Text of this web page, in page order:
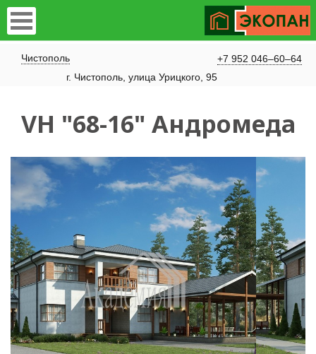
Чистополь
+7 952 046–60–64
​г. Чистополь, улица Урицкого, 95
VH "68-16" Андромеда